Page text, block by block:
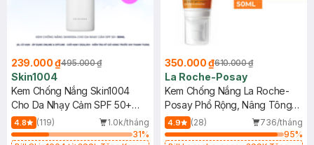
239.000 ₫495.000 ₫
Skin1004
Kem Chống Nắng Skin1004
Cho Da Nhạy Cảm SPF 50+
50ml
4.8 (119)
1.0k/tháng
31%
350.000 ₫610.000 ₫
La Roche-Posay
Kem Chống Nắng La Roche-
Posay Phổ Rộng, Nâng Tông
Kiềm Dầu 50ml
4.9 (28)
736/tháng
95%